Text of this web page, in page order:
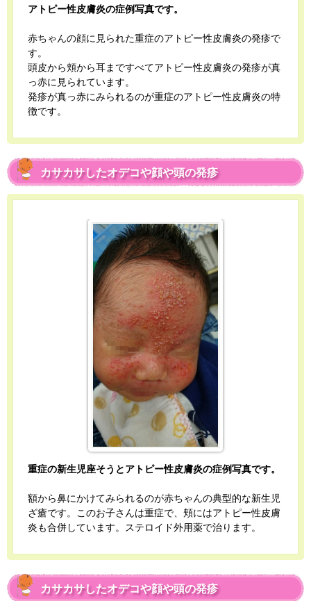
アトピー性皮膚炎の症例写真です。
赤ちゃんの顔に見られた重症のアトピー性皮膚炎の発疹で
す。
頭皮から頬から耳まですべてアトピー性皮膚炎の発疹が真
っ赤に見られています。
発疹が真っ赤にみられるのが重症のアトピー性皮膚炎の特
徴です。
カサカサしたオデコや顔や頭の発疹
重症の新生児座そうとアトピー性皮膚炎の症例写真です。
額から鼻にかけてみられるのが赤ちゃんの典型的な新生児
ざ瘡です。このお子さんは重症で、頬にはアトピー性皮膚
炎も合併しています。ステロイド外用薬で治ります。
カサカサしたオデコや顔や頭の発疹